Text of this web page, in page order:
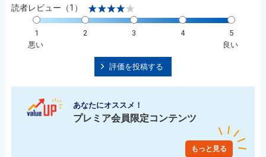
読者レビュー（1）
1 2 3 4
5
悪い
良い
評価を投稿する
あなたにオススメ！
プレミア会員限定コンテンツ
もっと見る